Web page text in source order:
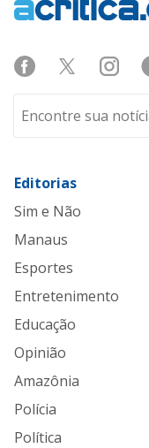
Editorias
Sim e Não
Manaus
Esportes
Entretenimento
Educação
Opinião
Amazônia
Polícia
Política